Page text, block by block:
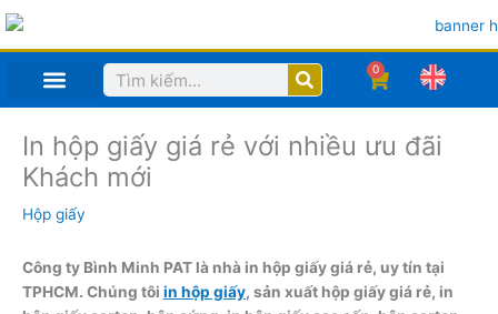
Nhảy
tới
Search 0
Cart
In hộp giấy giá rẻ với nhiều ưu đãi
Khách mới
Hộp giấy
Công ty Bình Minh PAT là nhà in hộp giấy giá rẻ, uy tín tại
TPHCM. Chúng tôi in hộp giấy, sản xuất hộp giấy giá rẻ, in